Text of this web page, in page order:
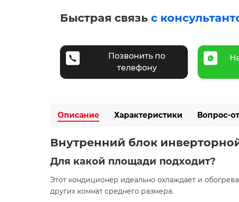
Быстрая связь с
Позвонить по
телефону
Описание Характеристики Вопрос-
Внутренний блок
Для какой площади подходит?
Этот кондиционер идеально охлаждает и
других комнат среднего размера.